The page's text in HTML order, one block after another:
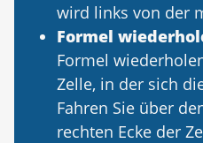
wird links von der
Formel
Formel
Zelle, in der sich
Fahren Sie über
rechten Ecke der